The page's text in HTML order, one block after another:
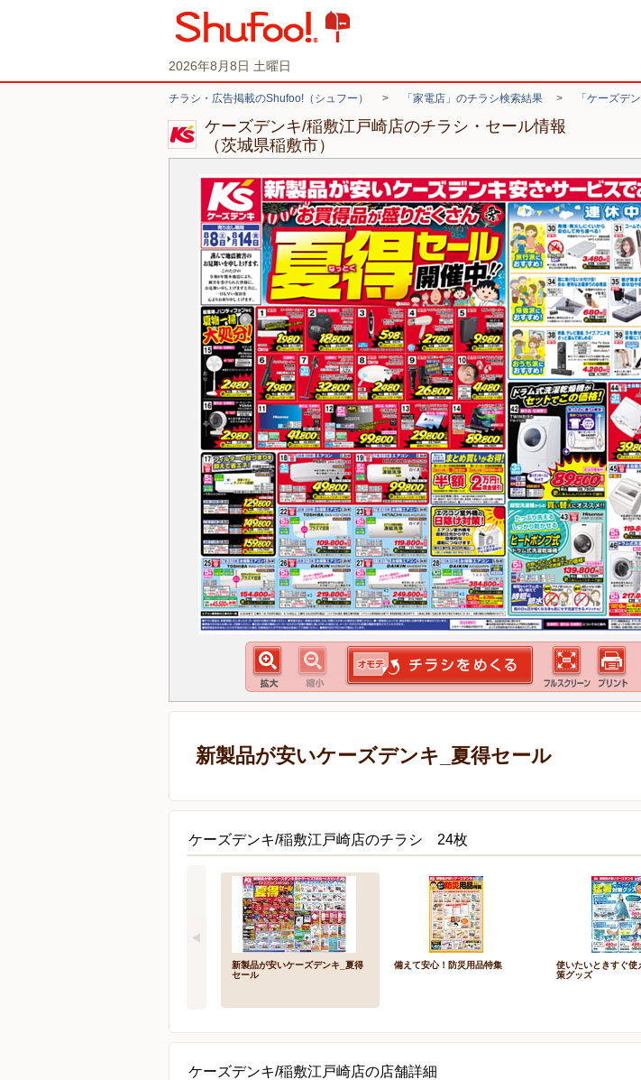
2026年8月8日 土曜日
チラシ・広告掲載のShufoo!（シュフー） > 「家電店」のチラシ検索結果 > 「ケーズデ
ケーズデンキ/稲敷江戸崎店のチラシ・セール情報
（茨城県稲敷市）
新製品が安いケーズデンキ_夏得セール
ケーズデンキ/稲敷江戸崎店のチラシ 24枚
新製品が安いケーズデンキ_夏得
セール
備えて安心！防災用品特集
使いたいときすぐ使
策グッズ
ケーズデンキ/稲敷江戸崎店の店舗詳細